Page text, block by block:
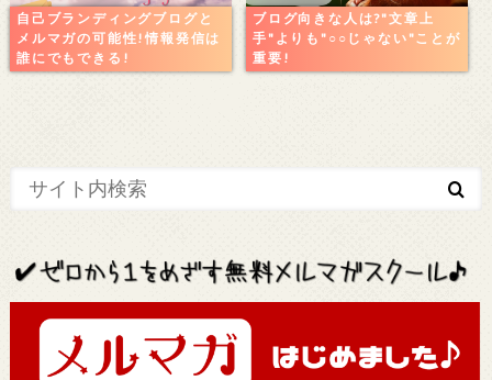
自己ブランディングブログと
メルマガの可能性!情報発信は
誰にでもできる!
ブログ向きな人は?"文章上
手"よりも"○○じゃない"ことが
重要!